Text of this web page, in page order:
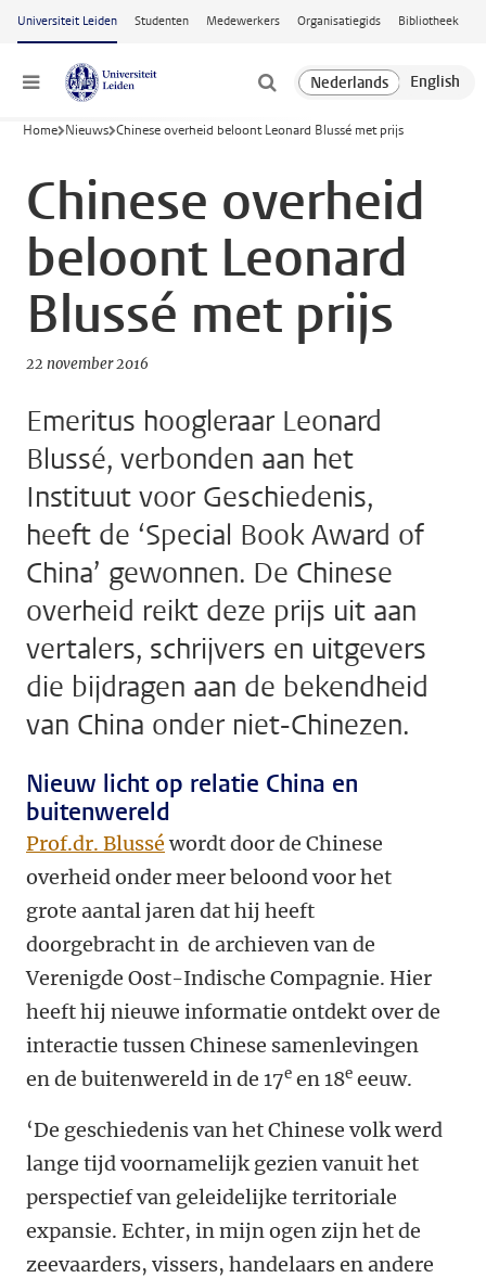
Ga naar hoofdinhoud
Universiteit Leiden Studenten Medewerkers Organisatiegids Bibliotheek
Menu
Home Nieuws Chinese overheid beloont Leonard Blussé met prijs
Chinese overheid
beloont Leonard
Blussé met prijs
22 november 2016
Emeritus hoogleraar Leonard
Blussé, verbonden aan het
Instituut voor Geschiedenis,
heeft de ‘Special Book Award of
China’ gewonnen. De Chinese
overheid reikt deze prijs uit aan
vertalers, schrijvers en uitgevers
die bijdragen aan de bekendheid
van China onder niet-Chinezen.
Nieuw licht op relatie China en
buitenwereld
Prof.dr. Blusséwordt door de Chinese
overheid onder meer beloond voor het
grote aantal jaren dat hij heeft
doorgebracht in de archieven van de
Verenigde Oost-Indische Compagnie. Hier
heeft hij nieuwe informatie ontdekt over de
interactie tussen Chinese samenlevingen
en de buitenwereld in de 17e en 18e eeuw.
‘De geschiedenis van het Chinese volk werd
lange tijd voornamelijk gezien vanuit het
perspectief van geleidelijke territoriale
expansie. Echter, in mijn ogen zijn het de
zeevaarders, vissers, handelaars en andere